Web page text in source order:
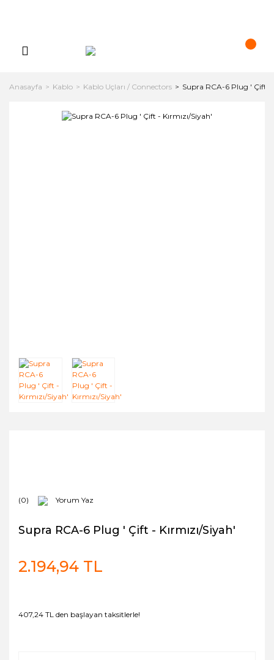
Anasayfa Kablo Kablo Uçları / Connectors Supra RCA-6 Plug ' Çift -
(0) Yorum Yaz
Supra RCA-6 Plug ' Çift - Kırmızı/Siyah'
2.194,94 TL
407,24 TL den başlayan taksitlerle!